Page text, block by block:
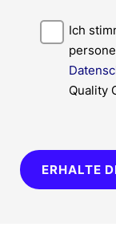
Ich
Quality
ERHALTE